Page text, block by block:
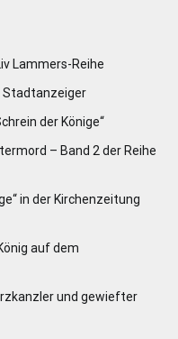
Lammers-Reihe
Stadtanzeiger
der Könige“
– Band 2 der Reihe
in der Kirchenzeitung
auf dem
und gewiefter